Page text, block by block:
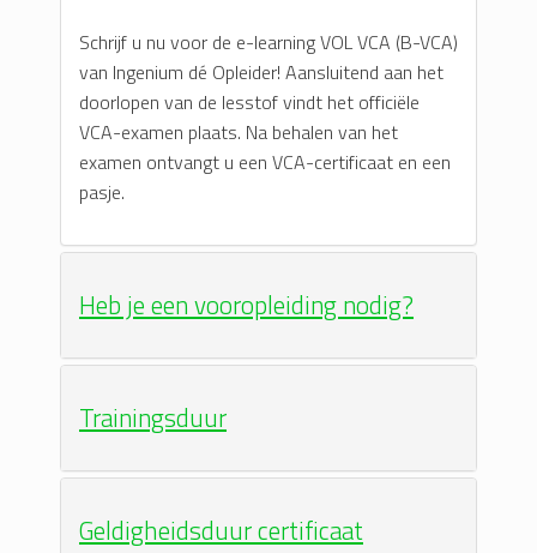
Schrijf u nu voor de e-learning VOL VCA (B-VCA)
van Ingenium dé Opleider! Aansluitend aan het
doorlopen van de lesstof vindt het officiële
VCA-examen plaats. Na behalen van het
examen ontvangt u een VCA-certificaat en een
pasje.
Heb je een vooropleiding nodig?
Trainingsduur
Geldigheidsduur certificaat